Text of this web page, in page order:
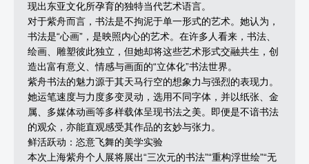
现出东亚文化所孕育的独特当代艺术语言。
对于紫舟而言，书法是不拘泥于单一形式的艺术。她认为，
书法是“心画”，是映照内心的艺术。在许多人看来，书法、
绘画、雕塑彼此独立，但她却将这些艺术形式交融共生，创
造出富有意义、情感与画面的“立体化”书法世界。
紫舟书法的魅力源于其天马行空的想象力与强烈的表现力。
她运笔速度与力度多变灵动，选用不同字体，并以纸张、金
属、多媒体动画等多样载体呈现书法之美。即便是不谙书法
的观众，亦能直观感受其作品的玄妙与张力。
鲜活跃动：恣意飞舞的美学实验
本次上海紫舟个人展将展出“三次元的书法”“重构浮世绘”“无